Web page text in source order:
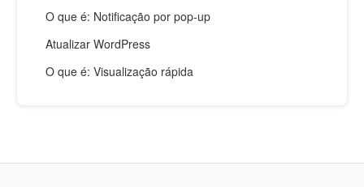
O que é: Notificação por pop-up
Atualizar WordPress
O que é: Visualização rápida